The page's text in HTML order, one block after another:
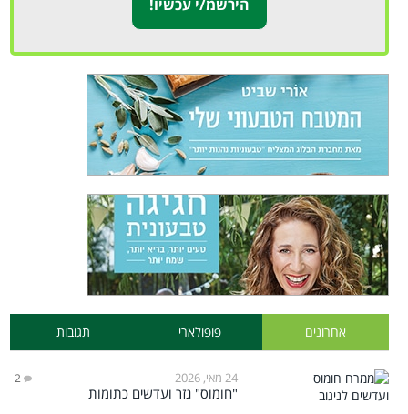
אחרונים פופולארי תגובות
24 מאי, 2026 2
"חומוס" גזר ועדשים כתומות